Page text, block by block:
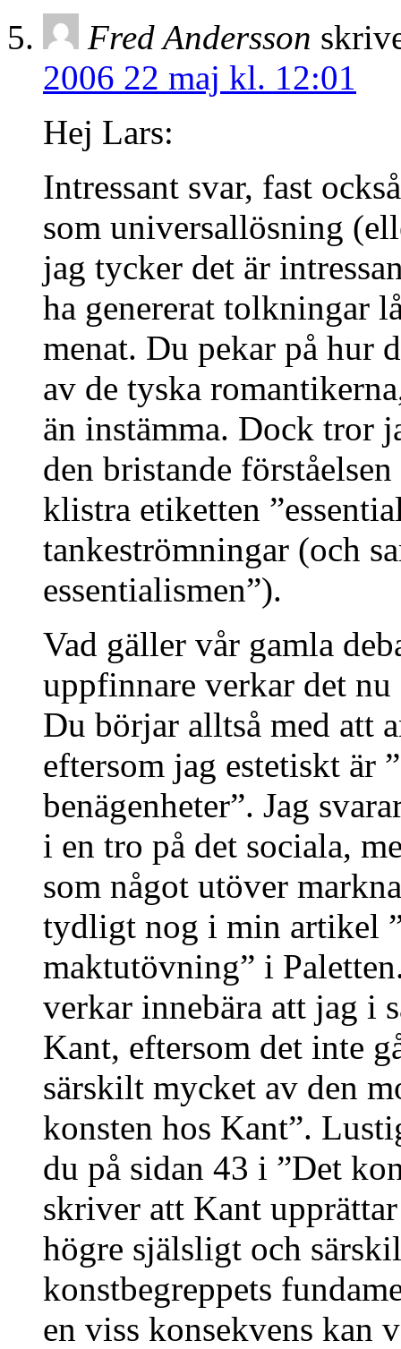
Fred Andersson
2006 22 maj kl. 12:01
Hej Lars:
Intressant svar, fast
som universallösning
jag tycker det är
ha genererat tolkningar
menat. Du pekar på hur
av de tyska
än instämma. Dock tror
den bristande
klistra etiketten
tankeströmningar (och
essentialismen”).
Vad gäller vår gamla
uppfinnare verkar det
Du börjar alltså med att
eftersom jag estetiskt är
benägenheter”. Jag
i en tro på det sociala,
som något utöver
tydligt nog i min artikel
maktutövning” i
verkar innebära att jag i
Kant, eftersom det inte
särskilt mycket av den
konsten hos Kant”.
du på sidan 43 i ”Det
skriver att Kant
högre själsligt och
konstbegreppets
en viss konsekvens kan